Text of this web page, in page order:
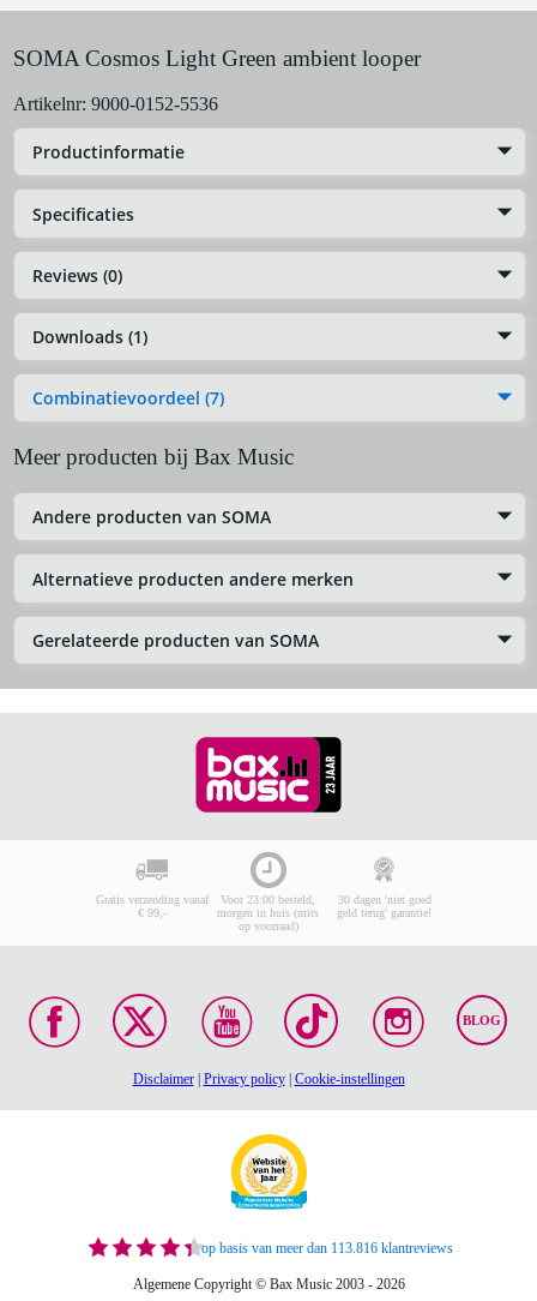
SOMA Cosmos Light Green ambient looper
Artikelnr: 9000-0152-5536
Productinformatie
Specificaties
Reviews (0)
Downloads (1)
Combinatievoordeel (7)
Meer producten bij Bax Music
Andere producten van SOMA
Alternatieve producten andere merken
Gerelateerde producten van SOMA
Gratis verzending vanaf
€ 99,-
Voor 23:00 besteld,
morgen in huis (mits
op voorraad)
30 dagen 'niet goed
geld terug' garantie!
BLOG
Disclaimer| Privacy policy| Cookie-instellingen
op basis van meer dan 113.816 klantreviews
Algemene Copyright © Bax Music 2003 - 2026